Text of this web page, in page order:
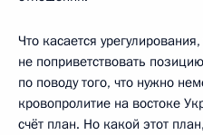
Что касается
не поприветствовать
по поводу того, что нужно
кровопролитие на востоке
счёт план. Но какой этот